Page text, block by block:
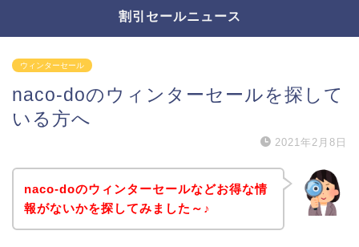
割引セールニュース
ウィンターセール
naco-doのウィンターセールを探して
いる方へ
2021年2月8日
naco-doのウィンターセールなどお得な情
報がないかを探してみました～♪